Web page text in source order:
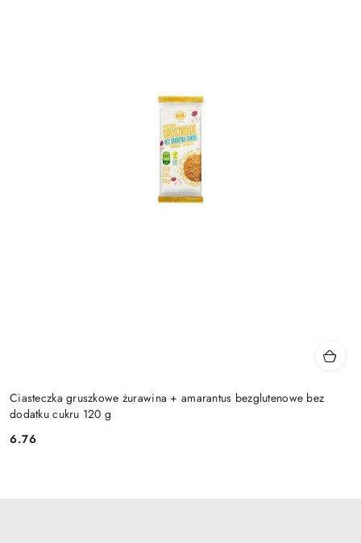
Ciasteczka gruszkowe żurawina + amarantus bezglutenowe bez
dodatku cukru 120 g
Cena:
6.76